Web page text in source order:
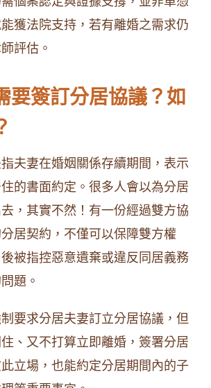
能獲法院支持，若有離婚之需求仍
評估。
要簽訂分居協議？如
指夫妻在婚姻關係存續期間，表示
的書面約定。很多人會以為分居
，其實不然！有一份經過雙方協
居契約，不僅可以保障雙方權
被指控惡意遺棄或違反同居義務
題。
要求分居夫妻訂立分居協議，但
、又不打算立即離婚，簽署分居
立場，也能約定分居期間內的子